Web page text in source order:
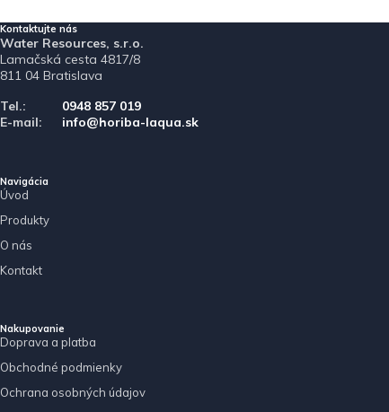
Kontaktujte nás
Water Resources, s.r.o.
Lamačská cesta 4817/8
811 04 Bratislava
Tel.:
0948 857 019
E-mail:
info@horiba-laqua.sk
Navigácia
Úvod
Produkty
O nás
Kontakt
Nakupovanie
Doprava a platba
Obchodné podmienky
Ochrana osobných údajov